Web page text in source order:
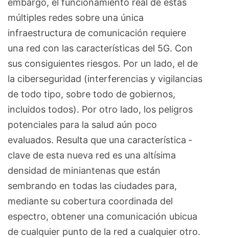
embargo, el funcionamiento real de estas
múltiples redes sobre una única
infraestructura de comunicación requiere
una red con las características del 5G. Con
sus consiguientes riesgos. Por un lado, el de
la ciberseguridad (interferencias y vigilancias
de todo tipo, sobre todo de gobiernos,
incluidos todos). Por otro lado, los peligros
po­tenciales para la salud aún poco
evaluados. Resulta que una característica ­
clave de esta nueva red es una altísima
densidad de miniantenas que están
sembrando en todas las ciudades para,
mediante su cobertura coordinada del
espectro, obtener una comunicación ubicua
de cualquier punto de la red a cualquier otro.